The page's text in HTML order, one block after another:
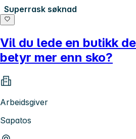
Superrask søknad
Vil du lede en butikk
betyr mer enn sko?
Arbeidsgiver
Sapatos